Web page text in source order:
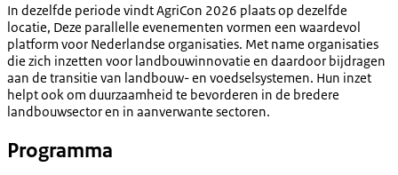
In dezelfde periode vindt AgriCon 2026 plaats op dezelfde
locatie, Deze parallelle evenementen vormen een waardevol
platform voor Nederlandse organisaties. Met name organisaties
die zich inzetten voor landbouwinnovatie en daardoor bijdragen
aan de transitie van landbouw- en voedselsystemen. Hun inzet
helpt ook om duurzaamheid te bevorderen in de bredere
landbouwsector en in aanverwante sectoren.
Programma